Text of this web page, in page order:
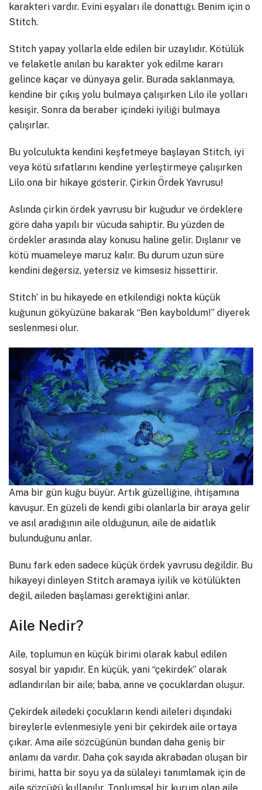
karakteri vardır. Evini eşyaları ile donattığı. Benim için o
Stitch.
Stitch yapay yollarla elde edilen bir uzaylıdır. Kötülük
ve felaketle anılan bu karakter yok edilme kararı
gelince kaçar ve dünyaya gelir. Burada saklanmaya,
kendine bir çıkış yolu bulmaya çalışırken Lilo ile yolları
kesişir. Sonra da beraber içindeki iyiliği bulmaya
çalışırlar.
Bu yolculukta kendini keşfetmeye başlayan Stitch, iyi
veya kötü sıfatlarını kendine yerleştirmeye çalışırken
Lilo ona bir hikaye gösterir. Çirkin Ördek Yavrusu!
Aslında çirkin ördek yavrusu bir kuğudur ve ördeklere
göre daha yapılı bir vücuda sahiptir. Bu yüzden de
ördekler arasında alay konusu haline gelir. Dışlanır ve
kötü muameleye maruz kalır. Bu durum uzun süre
kendini değersiz, yetersiz ve kimsesiz hissettirir.
Stitch’ in bu hikayede en etkilendiği nokta küçük
kuğunun gökyüzüne bakarak “Ben kayboldum!” diyerek
seslenmesi olur.
Ama bir gün kuğu büyür. Artık güzelliğine, ihtişamına
kavuşur. En güzeli de kendi gibi olanlarla bir araya gelir
ve asıl aradığının aile olduğunun, aile de aidatlık
bulunduğunu anlar.
Bunu fark eden sadece küçük ördek yavrusu değildir. Bu
hikayeyi dinleyen Stitch aramaya iyilik ve kötülükten
değil, aileden başlaması gerektiğini anlar.
Aile Nedir?
Aile, toplumun en küçük birimi olarak kabul edilen
sosyal bir yapıdır. En küçük, yani “çekirdek” olarak
adlandırılan bir aile; baba, anne ve çocuklardan oluşur.
Çekirdek ailedeki çocukların kendi aileleri dışındaki
bireylerle evlenmesiyle yeni bir çekirdek aile ortaya
çıkar. Ama aile sözcüğünün bundan daha geniş bir
anlamı da vardır. Daha çok sayıda akrabadan oluşan bir
birimi, hatta bir soyu ya da sülaleyi tanımlamak için de